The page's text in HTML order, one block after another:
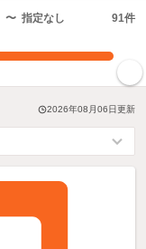
〜 指定なし 91件
2026年08月06日更新